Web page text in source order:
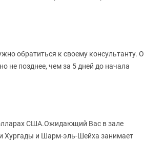
обратиться к своему консультанту. О
не позднее, чем за 5 дней до начала
США.Ожидающий Вас в зале
Хургады и Шарм-эль-Шейха занимает